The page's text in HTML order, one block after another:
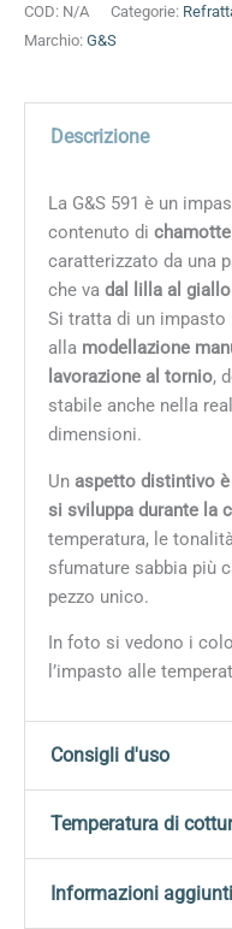
COD: N/A Categorie:
Marchio: G&S
Descrizione
La G&S 591 è un
contenuto di
caratterizzato da una
che va dal lilla al
Si tratta di un
alla modellazione
lavorazione al tornio,
stabile anche nella
dimensioni.
Unaspetto distintivo
si sviluppa durante la
temperatura, le
sfumature sabbia più
pezzo unico.
In foto si vedono i
l’impasto alle
Consigli d'uso
Ideale per la
bene anche per pezzi
Temperatura di
Temperatura di
Informazioni